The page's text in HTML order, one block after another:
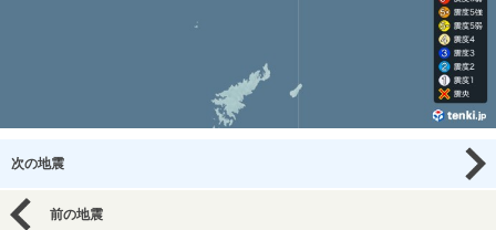
次の地震
前の地震